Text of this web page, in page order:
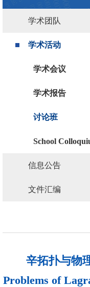
学术团队
学术活动
学术会议
学术报告
讨论班
School
信息公告
文件汇编
辛拓扑与物
Problems of